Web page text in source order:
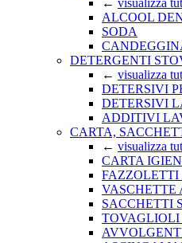
← visualizza
ALCOOL
SODA
DETERGENTI
← visualizza
DETERSIVI
DETERSIVI
ADDITIVI
CARTA,
← visualizza
CARTA
FAZZOLETTI
SACCHETTI
TOVAGLIOLI